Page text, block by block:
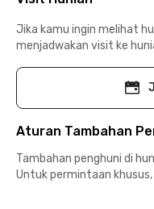
Jika kamu ingin melihat
menjadwakan visit ke
Aturan Tambahan
Tambahan penghuni di
Untuk permintaan khusus,